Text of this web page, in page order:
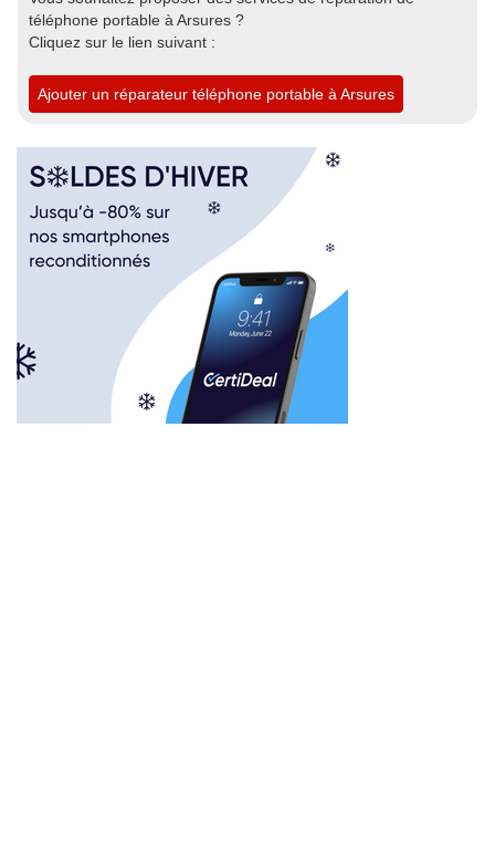
téléphone portable à Arsures ?
Cliquez sur le lien suivant :
Ajouter un réparateur téléphone portable à Arsures